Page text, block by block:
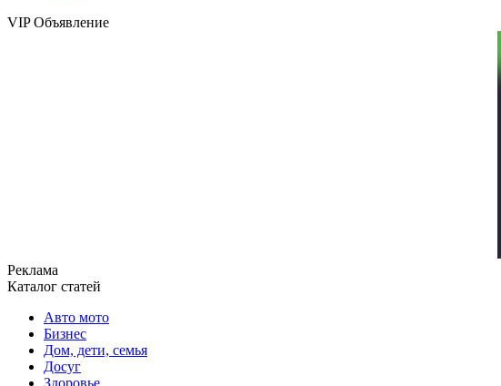
VIP Объявление
Реклама
Каталог статей
Авто мото
Бизнес
Дом, дети, семья
Досуг
Здоровье